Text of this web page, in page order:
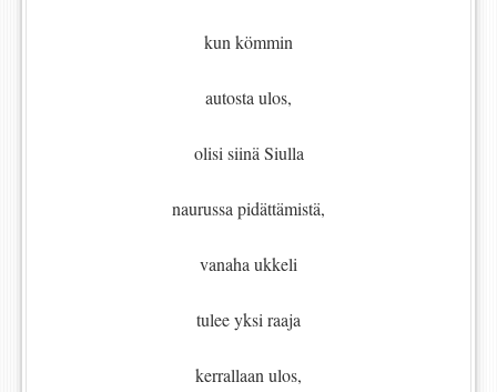
kun kömmin
autosta ulos,
olisi siinä Siulla
naurussa pidättämistä,
vanaha ukkeli
tulee yksi raaja
kerrallaan ulos,